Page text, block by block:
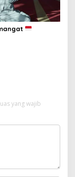
yang wajib